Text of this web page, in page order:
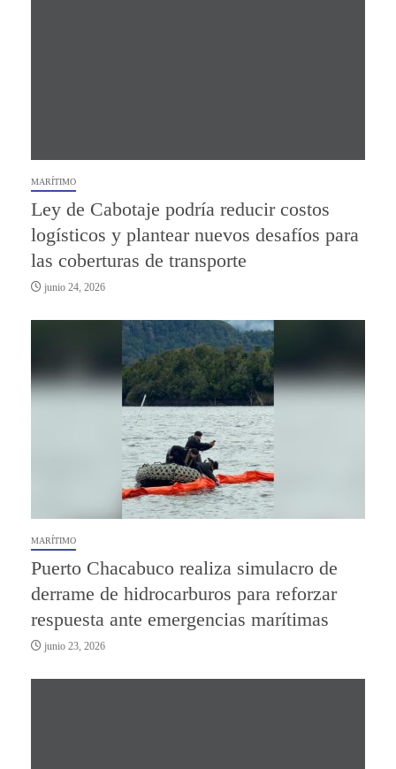
MARÍTIMO
Ley de Cabotaje podría reducir costos
logísticos y plantear nuevos desafíos para
las coberturas de transporte
junio 24, 2026
MARÍTIMO
Puerto Chacabuco realiza simulacro de
derrame de hidrocarburos para reforzar
respuesta ante emergencias marítimas
junio 23, 2026